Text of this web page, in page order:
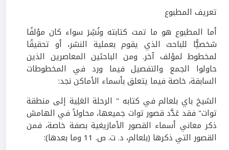
تعريف المطبوع
أما المطبوع هو ما تمت كتابته ونُشِرَ سواء كان مؤلفًا
شخصيًّا للباحث الذي يقوم بعملية النشر، أو تحقيقًا
لمخطوط لمؤلف آخر. ومن الباحثين المعاصرين الذين
حاولوا الجمع والتفصيل فيما ورد في المخطوطات
السابقة، خاصة فيما يتعلق بأسماء الأماكن نجد:
الشيخ باي بلعالم في كتابه " الرحلة العَلِية إلى منطقة
توات" فقد عَدَّد قصور توات جميعها، محاولاً في الهامش
ذكر معاني أسماء القصور الأمازيغية بصفة خاصة، فمن
القصور التي ذكرها (بلعالم، د. ت. ص. 11 وما بعدها):